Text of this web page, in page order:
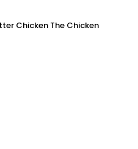
Chicken The Chicken